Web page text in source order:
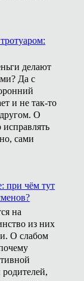
делают
Да с
и не так-то
О
сами
при чём тут
на
из них
О слабом